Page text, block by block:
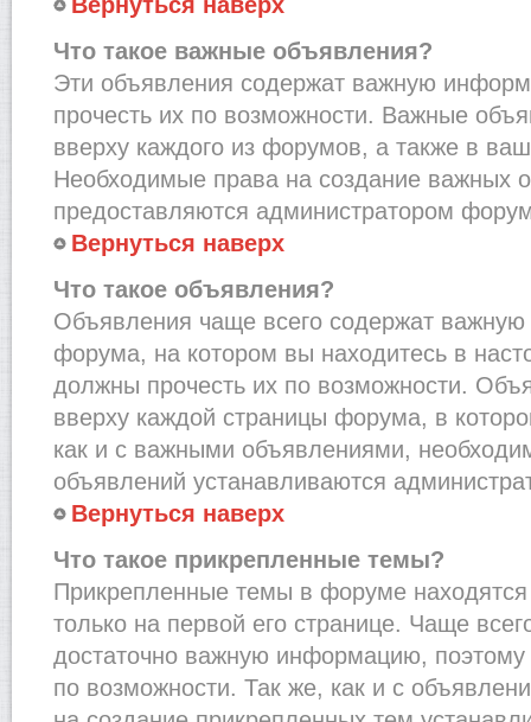
Что такое важные объявления?
Эти объявления содержат важную
прочесть их по возможности. Важные
вверху каждого из форумов, а также в
Необходимые права на создание важных
предоставляются администратором
Вернуться наверх
Что такое объявления?
Объявления чаще всего содержат
форума, на котором вы находитесь в
должны прочесть их по возможности.
вверху каждой страницы форума, в
как и с важными объявлениями,
объявлений устанавливаются
Вернуться наверх
Что такое прикрепленные темы?
Прикрепленные темы в форуме
только на первой его странице. Чаще
достаточно важную информацию,
по возможности. Так же, как и с